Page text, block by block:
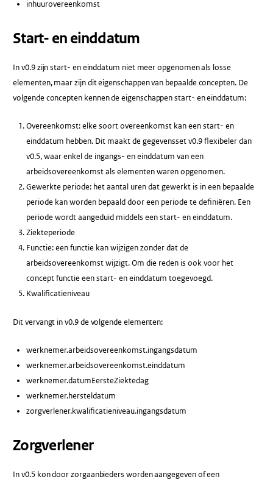
inhuurovereenkomst
Start- en einddatum
In v0.9 zijn start- en einddatum niet meer opgenomen als losse
elementen, maar zijn dit eigenschappen van bepaalde concepten. De
volgende concepten kennen de eigenschappen start- en einddatum:
Overeenkomst: elke soort overeenkomst kan een start- en
einddatum hebben. Dit maakt de gegevensset v0.9 flexibeler dan
v0.5, waar enkel de ingangs- en einddatum van een
arbeidsovereenkomst als elementen waren opgenomen.
Gewerkte periode: het aantal uren dat gewerkt is in een bepaalde
periode kan worden bepaald door een periode te definiëren. Een
periode wordt aangeduid middels een start- en einddatum.
Ziekteperiode
Functie: een functie kan wijzigen zonder dat de
arbeidsovereenkomst wijzigt. Om die reden is ook voor het
concept functie een start- en einddatum toegevoegd.
Kwalificatieniveau
Dit vervangt in v0.9 de volgende elementen:
werknemer.arbeidsovereenkomst.ingangsdatum
werknemer.arbeidsovereenkomst.einddatum
werknemer.datumEersteZiektedag
werknemer.hersteldatum
zorgverlener.kwalificatieniveau.ingangsdatum
Zorgverlener
In v0.5 kon door zorgaanbieders worden aangegeven of een